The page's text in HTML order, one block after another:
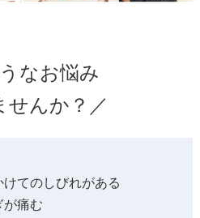
なお悩み
せんか？／
てのしびれがある
が痛む